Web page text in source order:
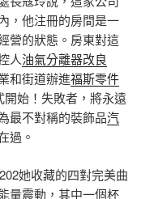
，他注冊的房間是一
營的狀態。房東對這
人油氣分離器改良
和街道辦進福斯零件
開始！失敗者，將永遠
最不對稱的裝飾品汽
過。
她收藏的四對完美曲
量震動，其中一個杯